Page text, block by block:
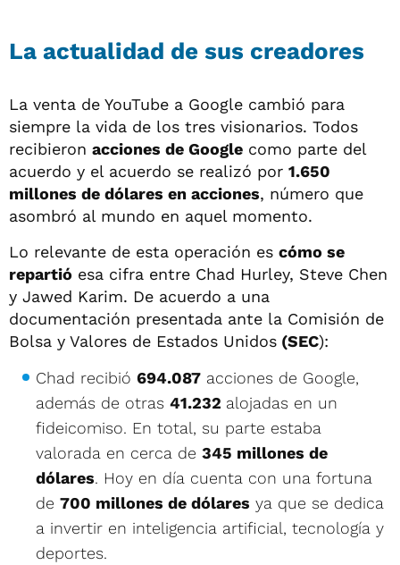
La actualidad de sus creadores
La venta de YouTube a Google cambió para
siempre la vida de los tres visionarios. Todos
recibieron acciones de Google como parte del
acuerdo y el acuerdo se realizó por 1.650
millones de dólares en acciones, número que
asombró al mundo en aquel momento.
Lo relevante de esta operación es cómo se
repartió esa cifra entre Chad Hurley, Steve Chen
y Jawed Karim. De acuerdo a una
documentación presentada ante la Comisión de
Bolsa y Valores de Estados Unidos (SEC):
Chad recibió 694.087 acciones de Google,
además de otras 41.232 alojadas en un
fideicomiso. En total, su parte estaba
valorada en cerca de 345 millones de
dólares. Hoy en día cuenta con una fortuna
de 700 millones de dólares ya que se dedica
a invertir en inteligencia artificial, tecnología y
deportes.